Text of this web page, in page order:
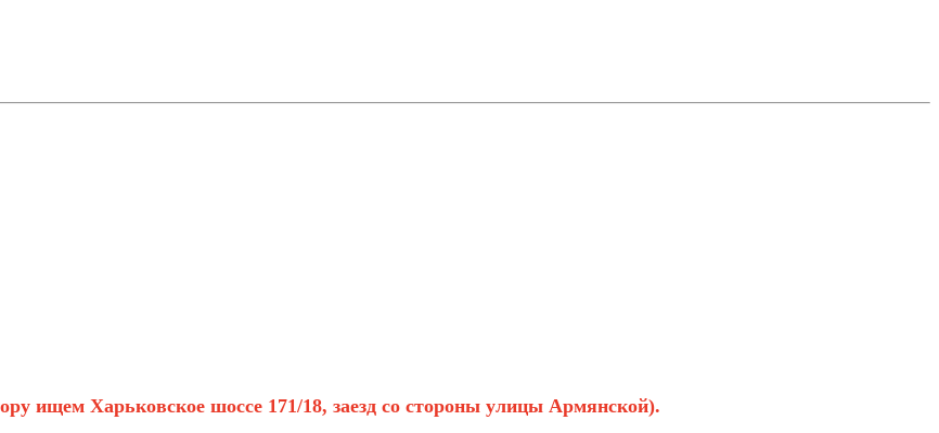
ищем Харьковское шоссе 171/18, заезд со стороны улицы Армянской).